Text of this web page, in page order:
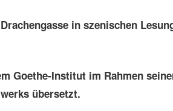
in szenischen
Goethe-Institut im Rahmen
übersetzt.